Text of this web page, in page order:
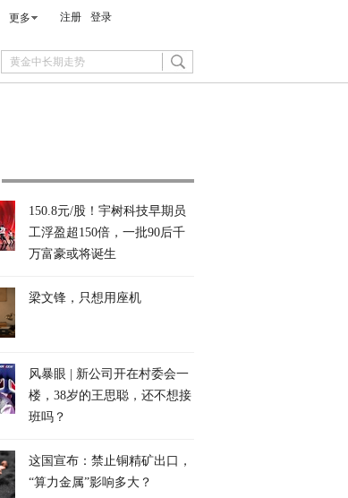
更多 注册 登录
150.8元/股！宇树科技早期员
工浮盈超150倍，一批90后千
万富豪或将诞生
梁文锋，只想用座机
风暴眼 | 新公司开在村委会一
楼，38岁的王思聪，还不想接
班吗？
这国宣布：禁止铜精矿出口，
“算力金属”影响多大？